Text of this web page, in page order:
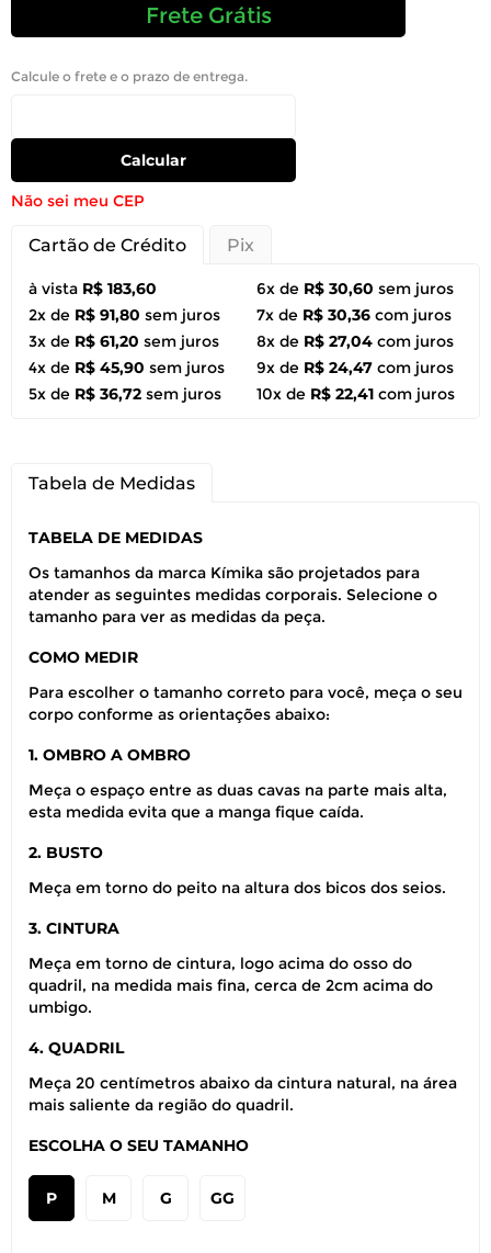
Frete Grátis
Calcule o frete e o prazo de entrega.
Calcular
Não sei meu CEP
Cartão de Crédito Pix
à vista R$ 183,60
2x de R$ 91,80 sem juros
3x de R$ 61,20 sem juros
4x de R$ 45,90 sem juros
5x de R$ 36,72 sem juros
6x de R$ 30,60 sem juros
7x de R$ 30,36 com juros
8x de R$ 27,04 com juros
9x de R$ 24,47 com juros
10x de R$ 22,41 com juros
Tabela de Medidas
TABELA DE MEDIDAS
Os tamanhos da marca Kímika são projetados para
atender as seguintes medidas corporais. Selecione o
tamanho para ver as medidas da peça.
COMO MEDIR
Para escolher o tamanho correto para você, meça o seu
corpo conforme as orientações abaixo:
1. OMBRO A OMBRO
Meça o espaço entre as duas cavas na parte mais alta,
esta medida evita que a manga fique caída.
2. BUSTO
Meça em torno do peito na altura dos bicos dos seios.
3. CINTURA
Meça em torno de cintura, logo acima do osso do
quadril, na medida mais fina, cerca de 2cm acima do
umbigo.
4. QUADRIL
Meça 20 centímetros abaixo da cintura natural, na área
mais saliente da região do quadril.
ESCOLHA O SEU TAMANHO
P M G GG